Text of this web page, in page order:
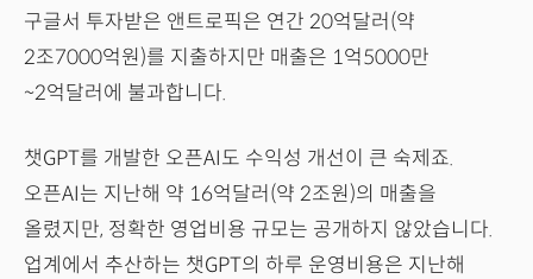
구글서 투자받은 앤트로픽은 연간 20억달러(약
2조7000억원)를 지출하지만 매출은 1억5000만
~2억달러에 불과합니다.
챗GPT를 개발한 오픈AI도 수익성 개선이 큰 숙제죠.
오픈AI는 지난해 약 16억달러(약 2조원)의 매출을
올렸지만, 정확한 영업비용 규모는 공개하지 않았습니다.
업계에서 추산하는 챗GPT의 하루 운영비용은 지난해